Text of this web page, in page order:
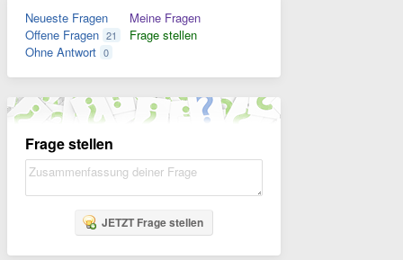
Neueste Fragen
Offene Fragen 21
Ohne Antwort 0
Meine Fragen
Frage stellen
Frage stellen
JETZT Frage stellen